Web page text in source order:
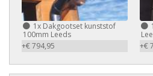
1x Dakgootset kunststof
100mm Leeds
+€ 794,95
+€